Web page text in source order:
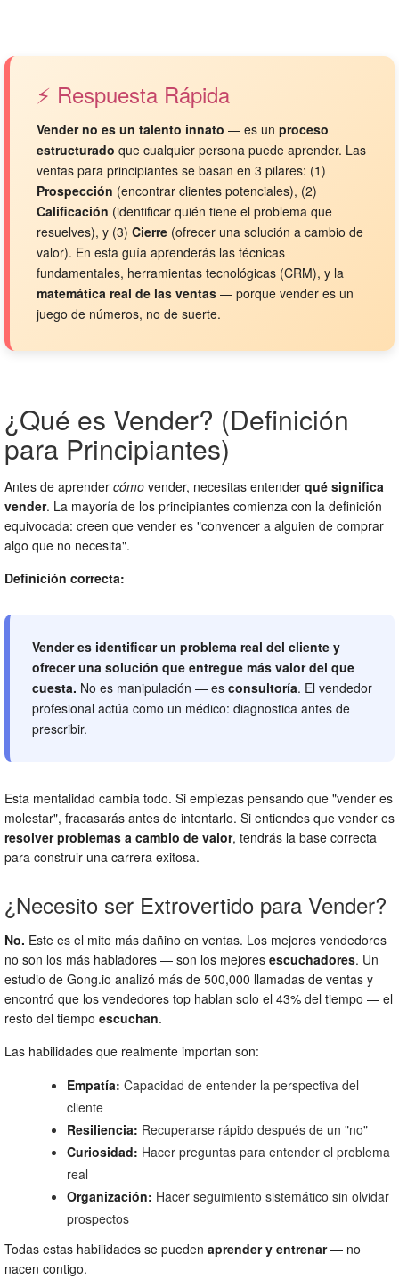
⚡ Respuesta Rápida
Vender no es un talento innato — es un proceso
estructurado que cualquier persona puede aprender. Las
ventas para principiantes se basan en 3 pilares: (1)
Prospección (encontrar clientes potenciales), (2)
Calificación (identificar quién tiene el problema que
resuelves), y (3) Cierre (ofrecer una solución a cambio de
valor). En esta guía aprenderás las técnicas
fundamentales, herramientas tecnológicas (CRM), y la
matemática real de las ventas — porque vender es un
juego de números, no de suerte.
¿Qué es Vender? (Definición
para Principiantes)
Antes de aprender cómo vender, necesitas entender qué significa
vender. La mayoría de los principiantes comienza con la definición
equivocada: creen que vender es "convencer a alguien de comprar
algo que no necesita".
Definición correcta:
Vender es identificar un problema real del cliente y
ofrecer una solución que entregue más valor del que
cuesta. No es manipulación — es consultoría. El vendedor
profesional actúa como un médico: diagnostica antes de
prescribir.
Esta mentalidad cambia todo. Si empiezas pensando que "vender es
molestar", fracasarás antes de intentarlo. Si entiendes que vender es
resolver problemas a cambio de valor, tendrás la base correcta
para construir una carrera exitosa.
¿Necesito ser Extrovertido para Vender?
No. Este es el mito más dañino en ventas. Los mejores vendedores
no son los más habladores — son los mejores escuchadores. Un
estudio de Gong.io analizó más de 500,000 llamadas de ventas y
encontró que los vendedores top hablan solo el 43% del tiempo — el
resto del tiempo escuchan.
Las habilidades que realmente importan son:
Empatía: Capacidad de entender la perspectiva del
cliente
Resiliencia: Recuperarse rápido después de un "no"
Curiosidad: Hacer preguntas para entender el problema
real
Organización: Hacer seguimiento sistemático sin olvidar
prospectos
Todas estas habilidades se pueden aprender y entrenar— no
nacen contigo.